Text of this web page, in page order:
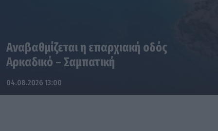
Αναβαθμίζεται η επαρχιακή οδός
Αρκαδικό – Σαμπατική
04.08.2026 13:00